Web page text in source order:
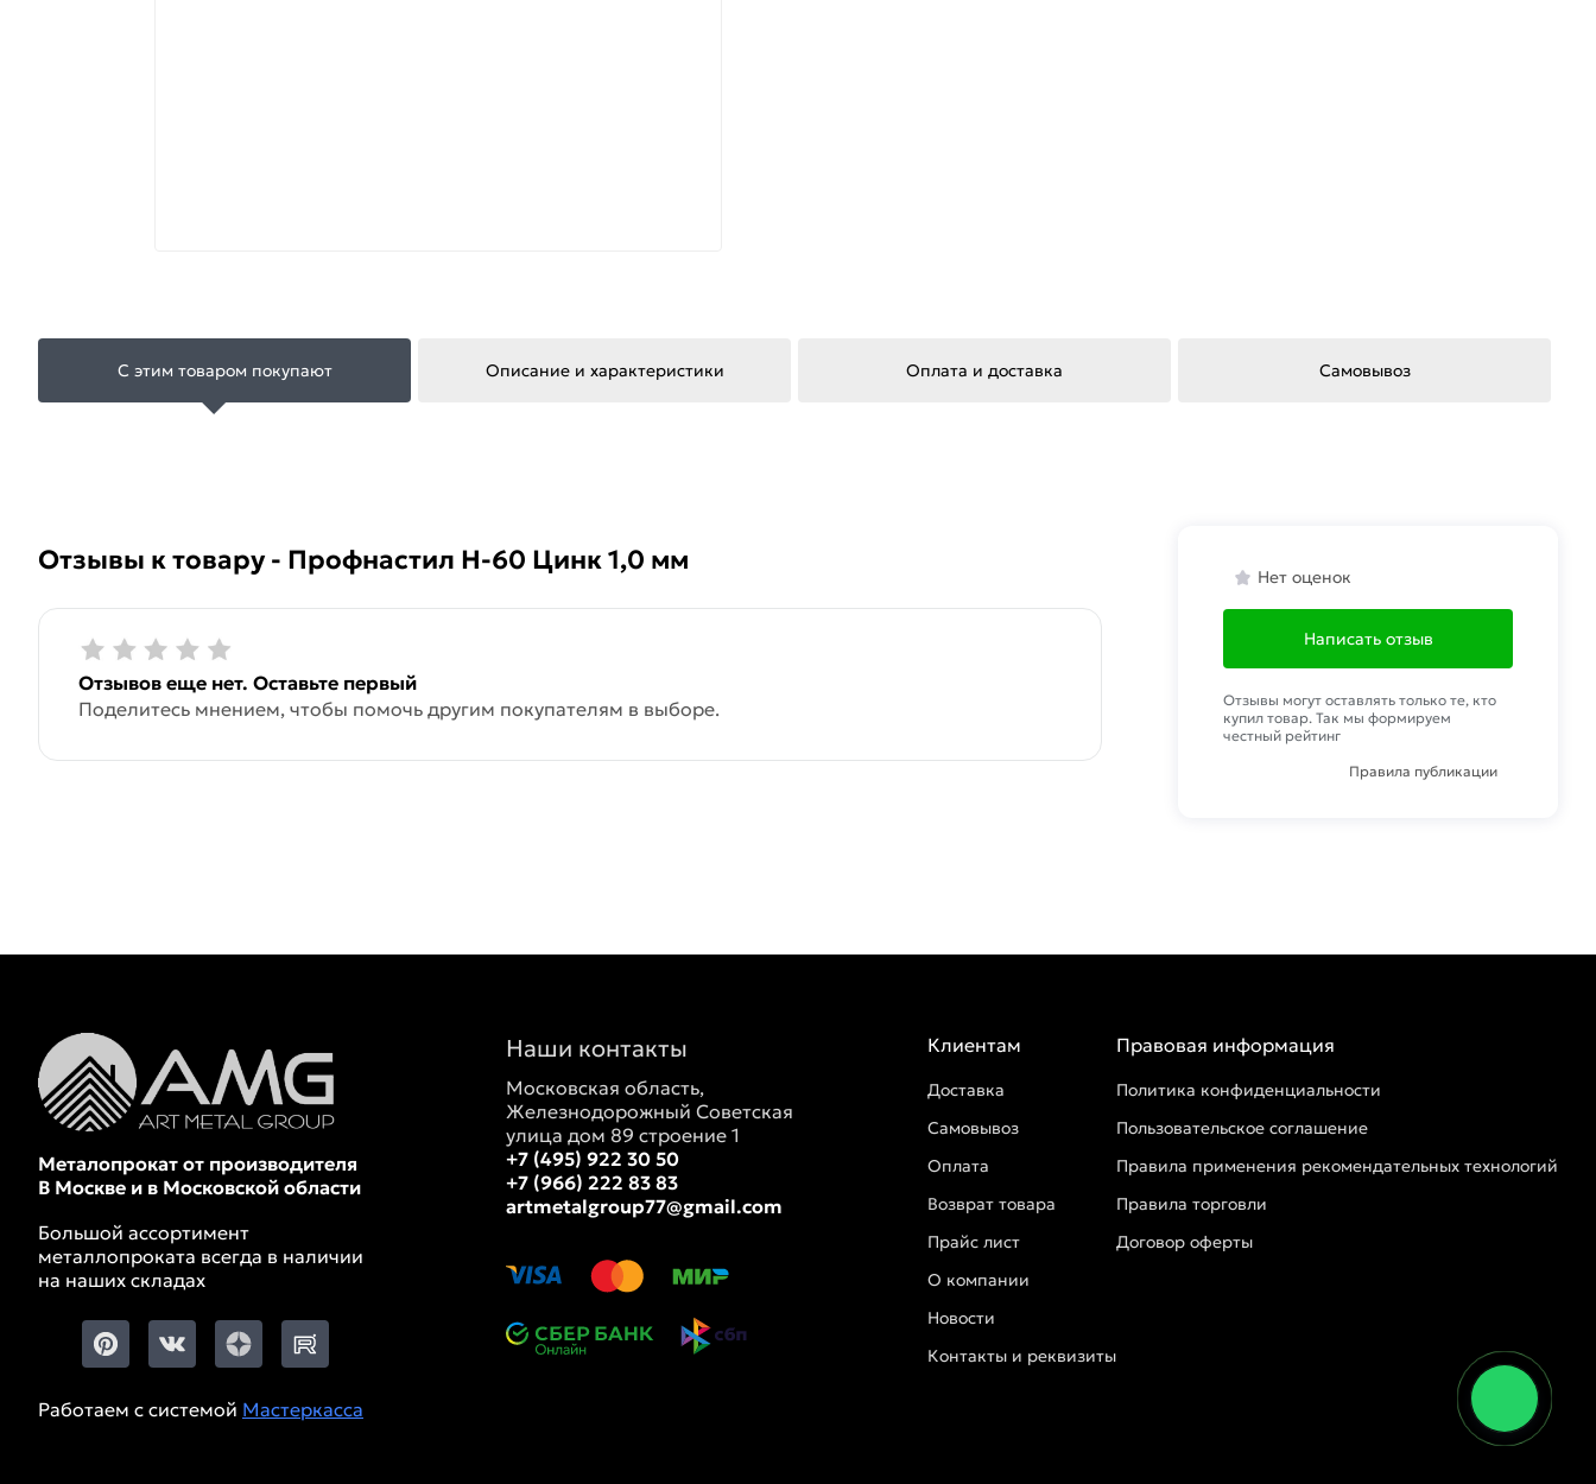
С этим товаром покупают Описание и характеристики Оплата и доставка Самовывоз
Отзывы к товару - Профнастил Н-60 Цинк 1,0 мм
Отзывов еще нет. Оставьте первый
Поделитесь мнением, чтобы помочь другим покупателям в выборе.
Нет оценок
Написать отзыв
Отзывы могут оставлять только те, кто
купил товар. Так мы формируем
честный рейтинг
Правила публикации
Металопрокат от производителя
В Москве и в Московской области
Большой ассортимент
металлопроката всегда в наличии
на наших складах
Работаем с системой Мастеркасса
Наши контакты
Московская область,
Железнодорожный Советская
улица дом 89 строение 1
+7 (495) 922 30 50
+7 (966) 222 83 83
artmetalgroup77@gmail.com
Клиентам
Доставка
Самовывоз
Оплата
Возврат товара
Прайс лист
О компании
Новости
Контакты и реквизиты
Правовая информация
Политика конфиденциальности
Пользовательское соглашение
Правила применения рекомендательных технологий
Правила торговли
Договор оферты